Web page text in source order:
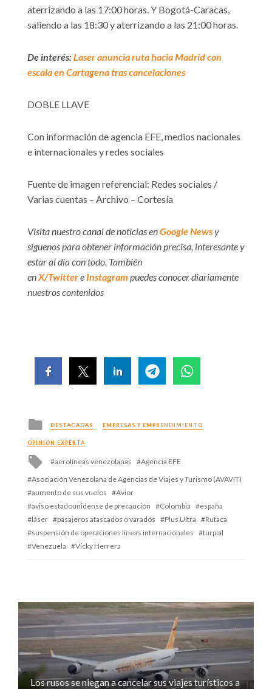
aterrizando a las 17:00 horas. Y Bogotá-Caracas,
saliendo a las 18:30 y aterrizando a las 21:00 horas.
De interés:Laser anuncia ruta hacia Madrid con
escala en Cartagena tras cancelaciones
DOBLE LLAVE
Con información de agencia EFE, medios nacionales
e internacionales y redes sociales
Fuente de imagen referencial: Redes sociales /
Varias cuentas – Archivo – Cortesía
Visita nuestro canal de noticias enGoogle Newsy
síguenos para obtener información precisa, interesante y
estar al día con todo. También
enX/Twittere Instagram puedes conocer diariamente
nuestros contenidos
Posted
in
DESTACADAS EMPRESAS Y EMPRENDIMIENTO
OPINIÓN EXPERTA
Tagged
aerolíneas venezolanas
Agencia EFE
Asociación Venezolana de Agencias de Viajes y Turismo (AVAVIT)
aumento de sus vuelos
Avior
aviso estadounidense de precaución
Colombia
españa
láser
pasajeros atascados o varados Plus Ultra
Rutaca
suspensión de operaciones líneas internacionales
turpial
Venezuela
Vicky Herrera
Los rusos se niegan a cancelar sus viajes turísticos a